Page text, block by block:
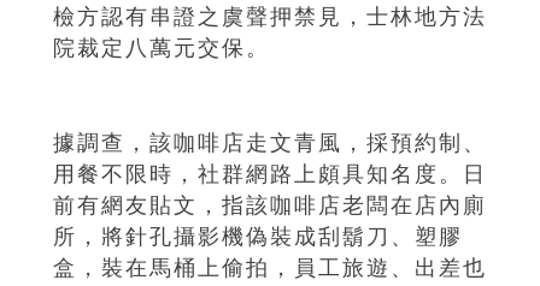
檢方認有串證之虞聲押禁見，士林地方法
院裁定八萬元交保。
據調查，該咖啡店走文青風，採預約制、
用餐不限時，社群網路上頗具知名度。日
前有網友貼文，指該咖啡店老闆在店內廁
所，將針孔攝影機偽裝成刮鬍刀、塑膠
盒，裝在馬桶上偷拍，員工旅遊、出差也